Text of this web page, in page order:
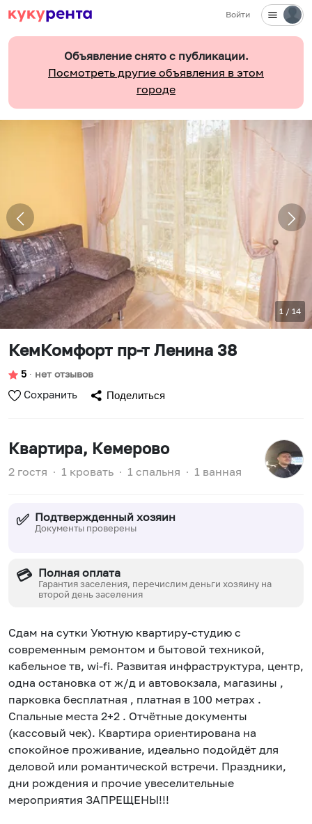
Войти
Объявление снято с публикации.
Посмотреть другие объявления в этом
городе
1 / 14
КемКомфорт пр-т Ленина 38
5 ∙ нет отзывов
Сохранить Поделиться
Квартира, Кемерово
2 гостя ∙ 1 кровать ∙ 1 спальня ∙ 1 ванная
✅ Подтвержденный хозяин
Документы проверены
💳 Полная оплата
Гарантия заселения, перечислим деньги хозяину на
второй день заселения
Сдам на сутки Уютную квартиру-студию с
современным ремонтом и бытовой техникой,
кабельное тв, wi-fi. Развитая инфраструктура, центр,
одна остановка от ж/д и автовокзала, магазины ,
парковка бесплатная , платная в 100 метрах .
Спальные места 2+2 . Отчётные документы
(кассовый чек). Квартира ориентирована на
спокойное проживание, идеально подойдёт для
деловой или романтической встречи. Праздники,
дни рождения и прочие увеселительные
мероприятия ЗАПРЕЩЕНЫ!!!